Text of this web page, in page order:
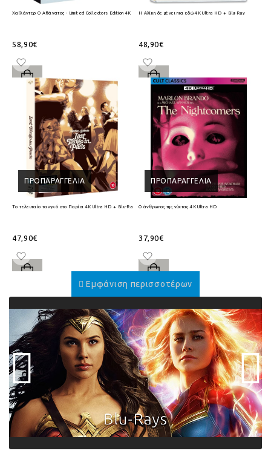
Χαϊλάντερ Ο Αθάνατος - Limited Collectors Edition 4K Ultra HD + Blu-Ray
58,90€
Η Αλίκη δε μένει πια εδώ 4K Ultra HD + Blu-Ray
48,90€
ΠΡΟΠΑΡΑΓΓΕΛΊΑ
Το τελευταίο τανγκό στο Παρίσι 4K Ultra HD + Blu-Ray
47,90€
ΠΡΟΠΑΡΑΓΓΕΛΊΑ
Ο άνθρωπος της νύχτας 4K Ultra HD
37,90€